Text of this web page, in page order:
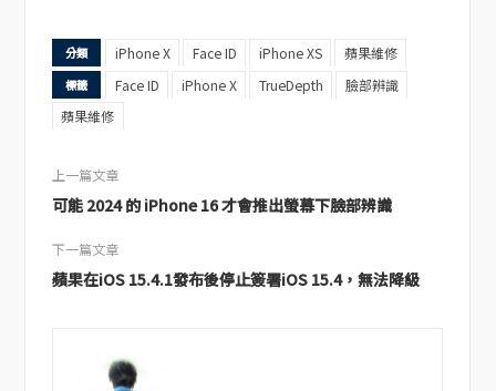
分類 iPhone X Face ID iPhone XS 蘋果維修
標籤 Face ID iPhone X TrueDepth
臉部辨識
蘋果維修
上一篇文章
可能 2024 的 iPhone 16 才會推出螢幕下臉部辨識
下一篇文章
蘋果在iOS 15.4.1發布後停止簽署iOS 15.4，無法降級